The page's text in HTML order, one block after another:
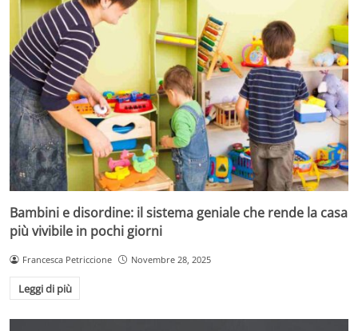
Bambini e disordine: il sistema geniale che rende la casa
più vivibile in pochi giorni
Francesca Petriccione Novembre 28, 2025
Leggi di più